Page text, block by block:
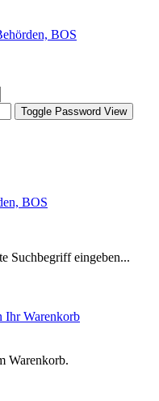
BOS
Toggle Password View
BOS
Suchbegriff eingeben...
Ihr Warenkorb
Warenkorb.